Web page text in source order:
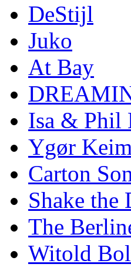
DeStijl
Juko
At Bay
Isa & Phil
Ygør Keim
Carton
Shake the
The
Witold